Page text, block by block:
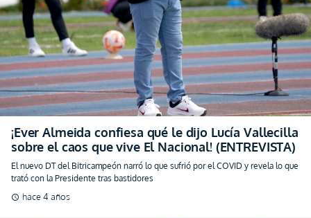
¡Ever Almeida confiesa qué le dijo Lucía Vallecilla
sobre el caos que vive El Nacional! (ENTREVISTA)
El nuevo DT del Bitricampeón narró lo que sufrió por el COVID y revela lo que
trató con la Presidente tras bastidores
schedule hace 4 años